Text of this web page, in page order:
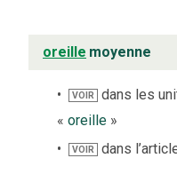
oreille moyenne
VOIR
dans les
« oreille »
VOIR dans